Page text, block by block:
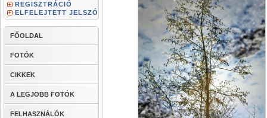
REGISZTRÁCIÓ
ELFELEJTETT JELSZÓ
FŐOLDAL
FOTÓK
CIKKEK
A LEGJOBB FOTÓK
FELHASZNÁLÓK